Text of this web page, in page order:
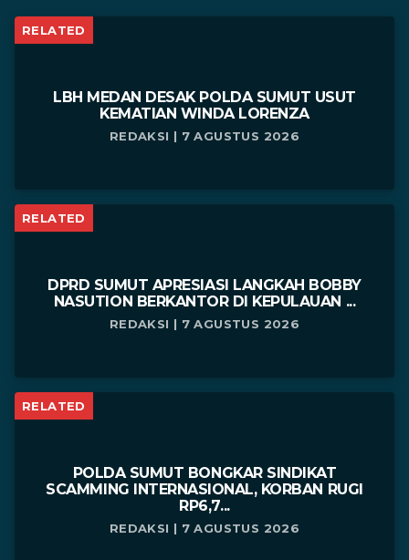
RELATED
LBH MEDAN DESAK POLDA SUMUT USUT
KEMATIAN WINDA LORENZA
REDAKSI | 7 AGUSTUS 2026
RELATED
DPRD SUMUT APRESIASI LANGKAH BOBBY
NASUTION BERKANTOR DI KEPULAUAN ...
REDAKSI | 7 AGUSTUS 2026
RELATED
POLDA SUMUT BONGKAR SINDIKAT
SCAMMING INTERNASIONAL, KORBAN RUGI
RP6,7...
REDAKSI | 7 AGUSTUS 2026